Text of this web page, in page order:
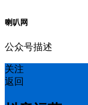
喇叭网
公众号描述
关注
返回